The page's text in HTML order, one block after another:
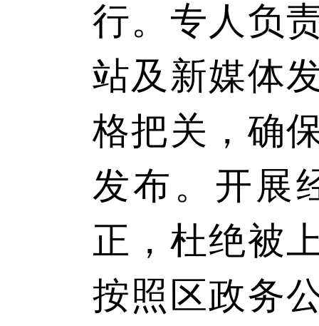
行。专人负
站及新媒体
格把关，确
发布。开展
正，杜绝被
按照区政务